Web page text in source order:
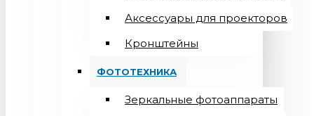
Аксессуары для проекторов
Кронштейны
ФОТОТЕХНИКА
Зеркальные фотоаппараты